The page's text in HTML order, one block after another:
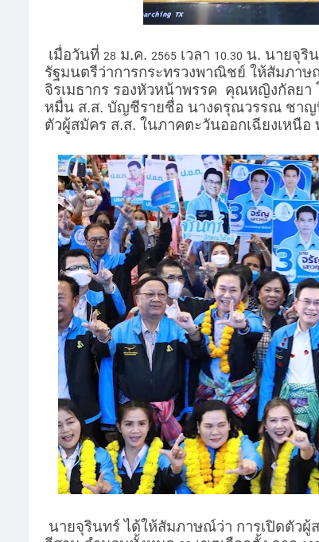
เมื่อวันที่ 28 ม.ค. 2565เวลา 10.30 น. นายจุริ
รัฐมนตรีว่าการกระทรวงพาณิชย์ ให้สัมภ
จิรเมธากร รองหัวหน้าพรรค คุณหญิงกัลยา
หมื่น ส.ส. บัญชีรายชื่อ นางดรุณวรรณ ชาญ
ตัวผู้สมัคร ส.ส. ในภาคตะวันออกเฉียงเหนือ
นายจุรินทร์ ได้ให้สัมภาษณ์ว่า การเปิดตัว